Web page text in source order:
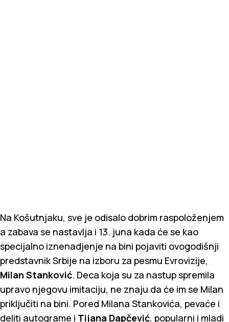
Na Košutnjaku, sve je odisalo dobrim raspoloženjem
a zabava se nastavlja i 13. juna kada će se kao
specijalno iznenadjenje na bini pojaviti ovogodišnji
predstavnik Srbije na izboru za pesmu Evrovizije,
Milan Stanković. Deca koja su za nastup spremila
upravo njegovu imitaciju, ne znaju da će im se Milan
priključiti na bini. Pored Milana Stankovića, pevaće i
deliti autograme i Tijana Dapčević, popularni i mladi